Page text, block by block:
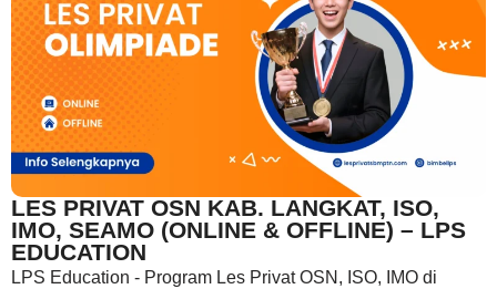
LES PRIVAT OSN KAB. LANGKAT, ISO,
IMO, SEAMO (ONLINE & OFFLINE) – LPS
EDUCATION
LPS Education - Program Les Privat OSN, ISO, IMO di